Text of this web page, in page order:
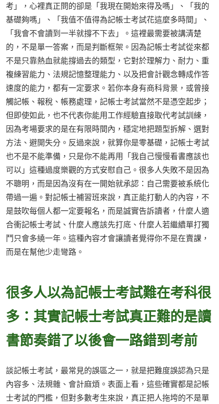
考」，心裡真正問的卻是「我現在開始來得及嗎」、「我的
基礎夠嗎」、「我值不值得為記帳士考試花這麼多時間」、
「我會不會讀到一半就撐不下去」。這裡最需要被講清楚
的，不是單一答案，而是判斷框架。因為記帳士考試從來都
不是只靠熱血就能撐過去的類型，它對於理解力、耐力、重
複練習能力、法規記憶整理能力、以及把會計觀念轉成作答
速度的能力，都有一定要求。若你本身有商科背景，或曾接
觸記帳、報稅、帳務處理，記帳士考試當然不是憑空起步；
但即使如此，也不代表你能用工作經驗直接取代考試訓練，
因為考場要求的是在有限時間內，穩定地把題型拆解、選對
方法、避開失分。反過來說，就算你是零基礎，記帳士考試
也不是不能準備，只是你不能再用「我自己慢慢看書應該也
可以」這種過度樂觀的方式安慰自己。很多人失敗不是因為
不聰明，而是因為沒有在一開始就承認：自己需要被系統化
帶過一遍。對記帳士補習班來說，真正能打動人的內容，不
是鼓吹每個人都一定要報名，而是誠實告訴讀者，什麼人適
合衝記帳士考試、什麼人應該先打底、什麼人若繼續單打獨
鬥只會多繞一年。這種內容才會讓讀者覺得你不是在賣課，
而是在幫他少走彎路。
很多人以為記帳士考試難在考科很
多：其實記帳士考試真正難的是讀
書節奏錯了以後會一路錯到考前
談記帳士考試，最常見的誤區之一，就是把難度誤認為只是
內容多、法規雜、會計麻煩。表面上看，這些確實都是記帳
士考試的門檻，但對多數考生來說，真正把人拖垮的不是單